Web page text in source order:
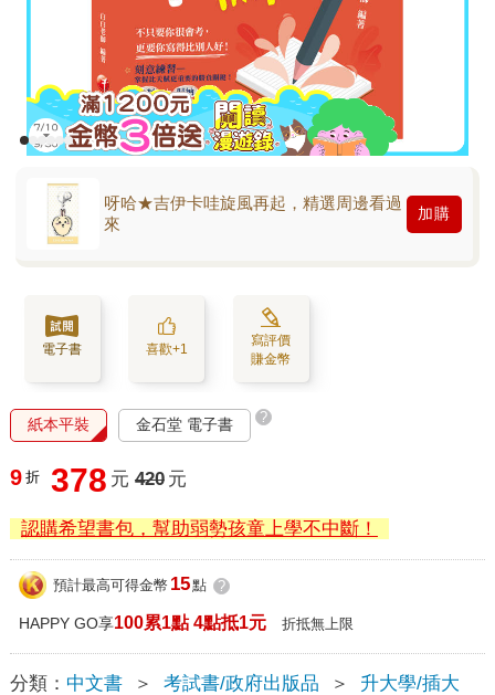
呀哈★吉伊卡哇旋風再起，精選周邊看過
來
加購
電子書 喜歡+1
寫評價
賺金幣
紙本平裝 金石堂 電子書 ?
9 折 378 元 420 元
認購希望書包，幫助弱勢孩童上學不中斷！
預計最高可得金幣 15點 ?
HAPPY GO享100累1點 4點抵1元 折抵無上限
分類： 中文書 ＞ 考試書/政府出版品 ＞
升大學/插大